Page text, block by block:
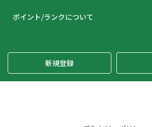
ポイント/ランクについて
新規登録